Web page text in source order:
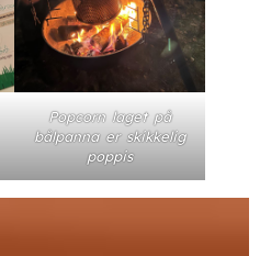
Popcorn laget på
bålpanna er skikkelig
poppis